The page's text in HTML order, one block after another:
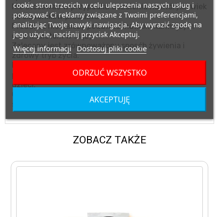
Nie stosować w przypadku uczulenia na którykolwiek
ze składników produktu.
Produktu nie należy podawać matkom karmiącym
oraz kobietom w ciąży.
Zalecany jest zrównoważony sposób żywienia i
zdrowy tryb życia.
pokojowej, w miejscu niedostępnym dla małych
dzieci.
Chronić przed bezpośrednim działaniem promieni
ZOBACZ TAKŻE
cookie stron trzecich w celu ulepszenia naszych usług i
pokazywać Ci reklamy związane z Twoimi preferencjami,
analizując Twoje nawyki nawigacja. Aby wyrazić zgodę na
jego użycie, naciśnij przycisk Akceptuj.
Więcej informacji Dostosuj pliki cookie
ODRZUĆ WSZYSTKO
AKCEPTUJĘ